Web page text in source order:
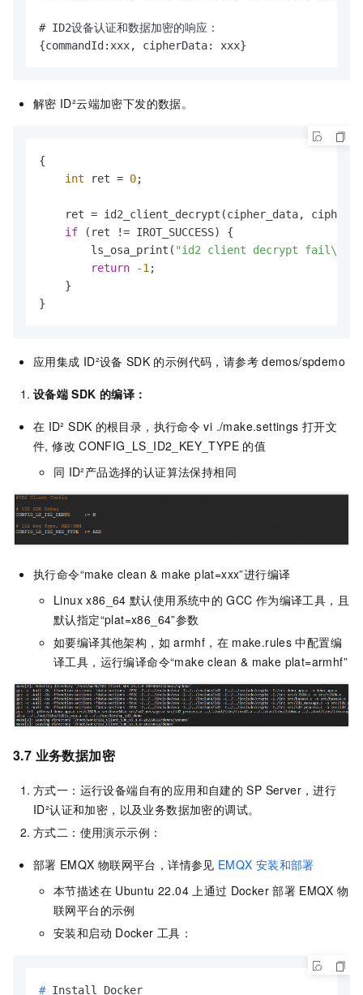
# ID2设备认证和数据加密的响应：
{commandId:xxx, cipherData: xxx}
解密 ID²云端加密下发的数据。
{
int ret = 0;
ret = id2_client_decrypt(cipher_data,
if (ret != IROT_SUCCESS) {
        ls_osa_print(
"id2 client decrypt fail\n"
return
-1;
    }
}
应用集成 ID²设备 SDK 的示例代码，请参考 demos/spdemo
设备端 SDK 的编译：
在 ID² SDK 的根目录，执行命令 vi ./make.settings 打开文
件, 修改 CONFIG_LS_ID2_KEY_TYPE 的值
同 ID²产品选择的认证算法保持相同
执行命令“make clean & make plat=xxx”进行编译
Linux x86_64 默认使用系统中的 GCC 作为编译工具，且
默认指定“plat=x86_64”参数
如要编译其他架构，如 armhf，在 make.rules 中配置编
译工具，运行编译命令“make clean & make plat=armhf”
3.7 业务数据加密
方式一：运行设备端自有的应用和自建的 SP Server，进行
ID²认证和加密，以及业务数据加密的调试。
方式二：使用演示示例：
部署 EMQX 物联网平台，详情参见 EMQX 安装和部署
本节描述在 Ubuntu 22.04 上通过 Docker 部署 EMQX 物
联网平台的示例
安装和启动 Docker 工具：
# Install Docker